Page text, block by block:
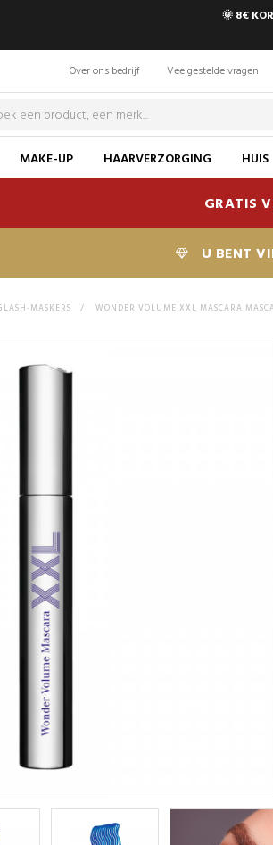
🌞 8€
Over ons bedrijf Veelgestelde vragen
MAKE-UP HAARVERZORGING HUIS
GRATIS
U BENT
MASKERS > WONDER VOLUME XXL MASCARA